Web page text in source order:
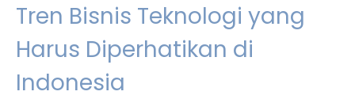
Tren Bisnis Teknologi yang
Harus Diperhatikan di
Indonesia